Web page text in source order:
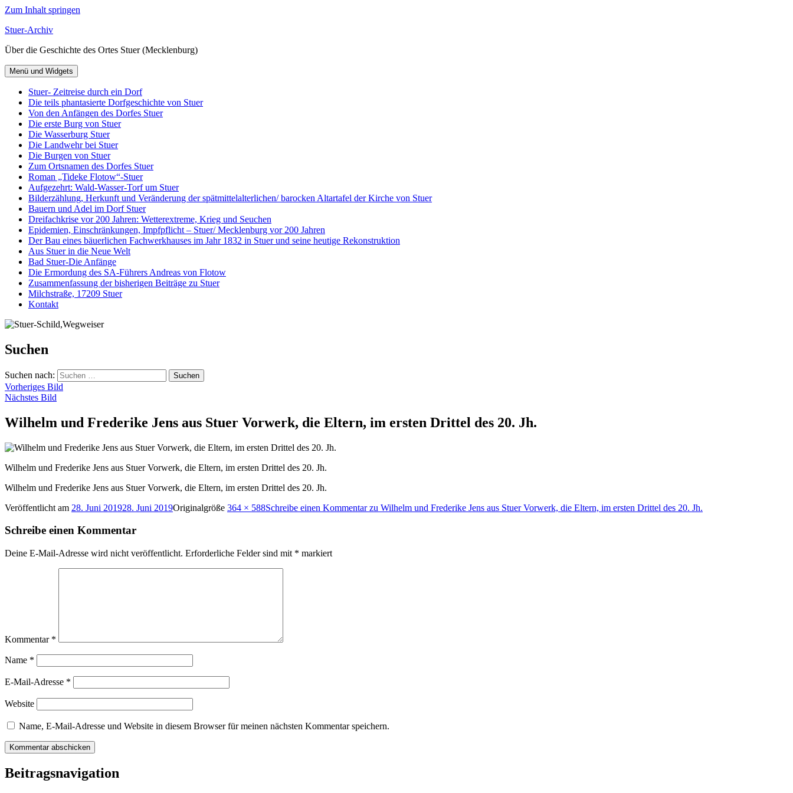
Zum Inhalt springen
Stuer-Archiv
Über die Geschichte des Ortes Stuer (Mecklenburg)
Menü und Widgets
Stuer- Zeitreise durch ein Dorf
Die teils phantasierte Dorfgeschichte von Stuer
Von den Anfängen des Dorfes Stuer
Die erste Burg von Stuer
Die Wasserburg Stuer
Die Landwehr bei Stuer
Die Burgen von Stuer
Zum Ortsnamen des Dorfes Stuer
Roman „Tideke Flotow“-Stuer
Aufgezehrt: Wald-Wasser-Torf um Stuer
Bilderzählung, Herkunft und Veränderung der spätmittelalterlichen/ barocken Altartafel der Kirche von Stuer
Bauern und Adel im Dorf Stuer
Dreifachkrise vor 200 Jahren: Wetterextreme, Krieg und Seuchen
Epidemien, Einschränkungen, Impfpflicht – Stuer/ Mecklenburg vor 200 Jahren
Der Bau eines bäuerlichen Fachwerkhauses im Jahr 1832 in Stuer und seine heutige Rekonstruktion
Aus Stuer in die Neue Welt
Bad Stuer-Die Anfänge
Die Ermordung des SA-Führers Andreas von Flotow
Zusammenfassung der bisherigen Beiträge zu Stuer
Milchstraße, 17209 Stuer
Kontakt
Suchen
Suchen nach:
Vorheriges Bild
Nächstes Bild
Wilhelm und Frederike Jens aus Stuer Vorwerk, die Eltern, im ersten Drittel des 20. Jh.
Wilhelm und Frederike Jens aus Stuer Vorwerk, die Eltern, im ersten Drittel des 20. Jh.
Wilhelm und Frederike Jens aus Stuer Vorwerk, die Eltern, im ersten Drittel des 20. Jh.
Veröffentlicht am 28. Juni 201928. Juni 2019Originalgröße 364 × 588Schreibe einen Kommentarzu Wilhelm und Frederike Jens aus Stuer Vorwerk, die Eltern, im ersten Drittel des 20. Jh.
Schreibe einen Kommentar
Deine E-Mail-Adresse wird nicht veröffentlicht. Erforderliche Felder sind mit * markiert
Kommentar *
Name *
E-Mail-Adresse *
Website
Name, E-Mail-Adresse und Website in diesem Browser für meinen nächsten Kommentar speichern.
Beitragsnavigation